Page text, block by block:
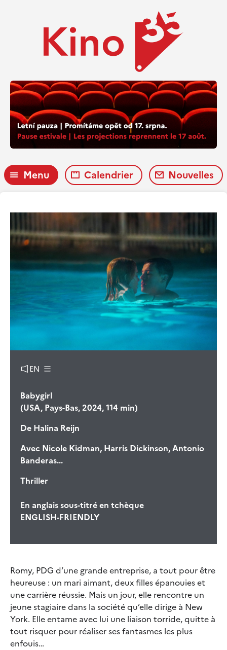
Menu Calendrier Nouvelles
EN
Babygirl
(USA, Pays-Bas, 2024, 114 min)
De Halina Reijn
Avec Nicole Kidman, Harris Dickinson, Antonio
Banderas...
Thriller
En anglais sous-titré en tchèque
ENGLISH-FRIENDLY
Romy, PDG d’une grande entreprise, a tout pour être
heureuse : un mari aimant, deux filles épanouies et
une carrière réussie. Mais un jour, elle rencontre un
jeune stagiaire dans la société qu’elle dirige à New
York. Elle entame avec lui une liaison torride, quitte à
tout risquer pour réaliser ses fantasmes les plus
enfouis…